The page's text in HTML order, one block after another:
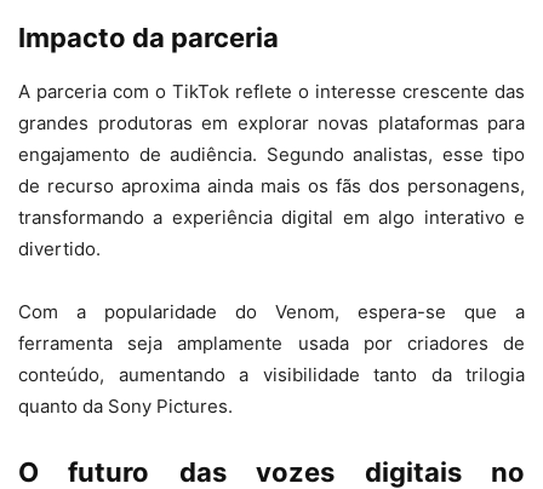
Impacto da parceria
A parceria com o TikTok reflete o interesse crescente das
grandes produtoras em explorar novas plataformas para
engajamento de audiência. Segundo analistas, esse tipo
de recurso aproxima ainda mais os fãs dos personagens,
transformando a experiência digital em algo interativo e
divertido.
Com a popularidade do Venom, espera-se que a
ferramenta seja amplamente usada por criadores de
conteúdo, aumentando a visibilidade tanto da trilogia
quanto da Sony Pictures.
O futuro das vozes digitais no